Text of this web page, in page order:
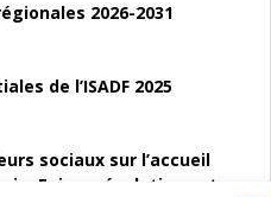
2026-2031
de l’ISADF 2025
sociaux sur l’accueil
Enjeux, évolutions et